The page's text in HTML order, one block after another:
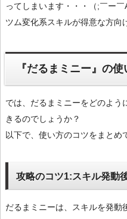
ってしまいます・・・（;￣ー￣
ツム変化系スキルが得意な方向
『だるまミニー』の
では、だるまミニーをどのよう
きるのでしょうか？
以下で、使い方のコツをまとめ
攻略のコツ1:スキル発動
だるまミニーは、スキルを発動